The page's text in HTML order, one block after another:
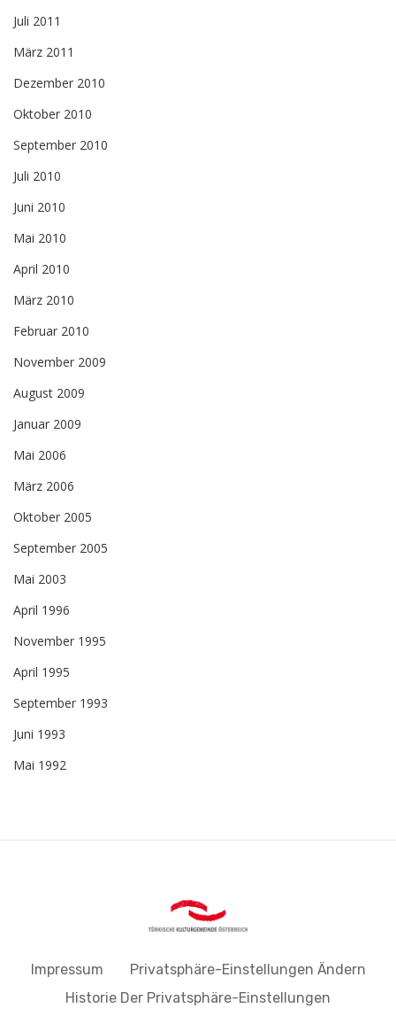
Juli 2011
März 2011
Dezember 2010
Oktober 2010
September 2010
Juli 2010
Juni 2010
Mai 2010
April 2010
März 2010
Februar 2010
November 2009
August 2009
Januar 2009
Mai 2006
März 2006
Oktober 2005
September 2005
Mai 2003
April 1996
November 1995
April 1995
September 1993
Juni 1993
Mai 1992
Impressum
Privatsphäre-Einstellungen Ändern
Historie Der Privatsphäre-Einstellungen